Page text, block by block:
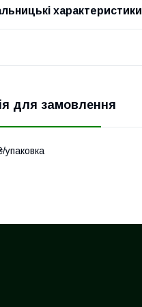
характеристики
для замовлення
упаковка